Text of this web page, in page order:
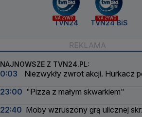
NA ŻYWO
TVN24
NA ŻYWO
TVN24 BiS
NAJNOWSZE Z TVN24.PL:
0:03
Niezwykły zwrot akcji. Hurkacz
23:00 "Pizza z małym skwarkiem"
22:40 Moby wzruszony grą ulicznej